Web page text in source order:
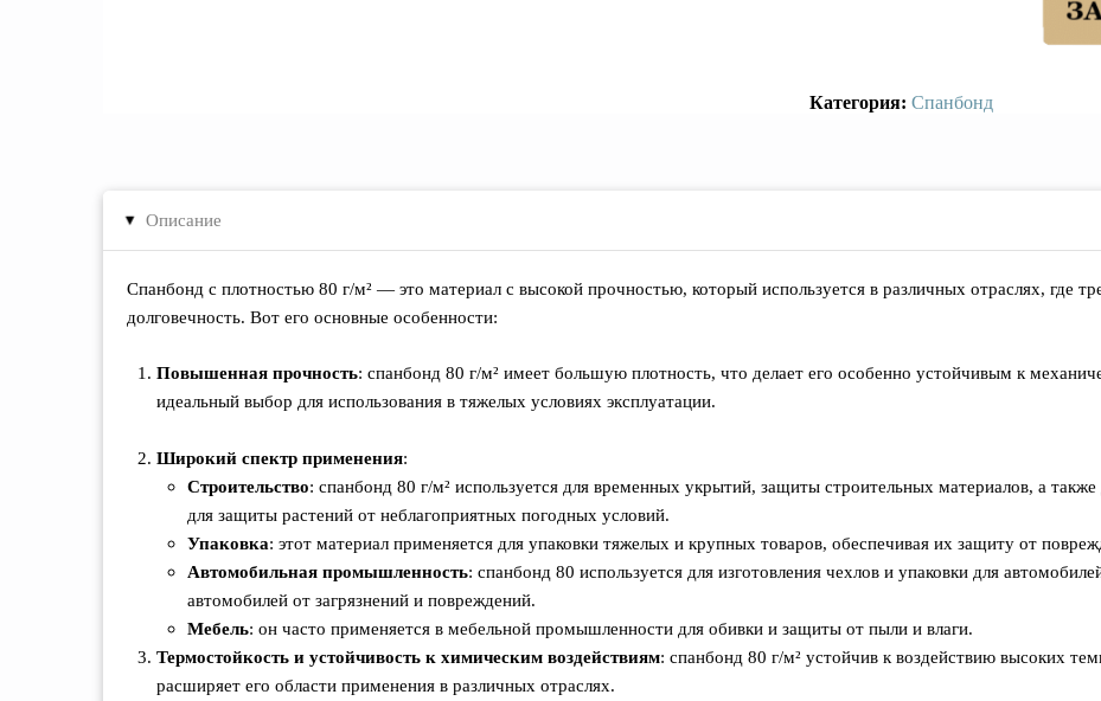
Категория: Спанбонд
▸ Описание
Спанбонд с плотностью 80 г/м² — это материал с высокой прочностью, который используется в различных отраслях, где
долговечность. Вот его основные особенности:
Повышенная прочность: спанбонд 80 г/м² имеет большую плотность, что делает его особенно устойчивым к
идеальный выбор для использования в тяжелых условиях эксплуатации.
Широкий спектр применения:
Строительство: спанбонд 80 г/м² используется для временных укрытий, защиты строительных материалов, а
для защиты растений от неблагоприятных погодных условий.
Упаковка: этот материал применяется для упаковки тяжелых и крупных товаров, обеспечивая их защиту от
Автомобильная промышленность: спанбонд 80 используется для изготовления чехлов и упаковки для
автомобилей от загрязнений и повреждений.
Мебель: он часто применяется в мебельной промышленности для обивки и защиты от пыли и влаги.
Термостойкость и устойчивость к химическим воздействиям: спанбонд 80 г/м² устойчив к воздействию высоких
расширяет его области применения в различных отраслях.